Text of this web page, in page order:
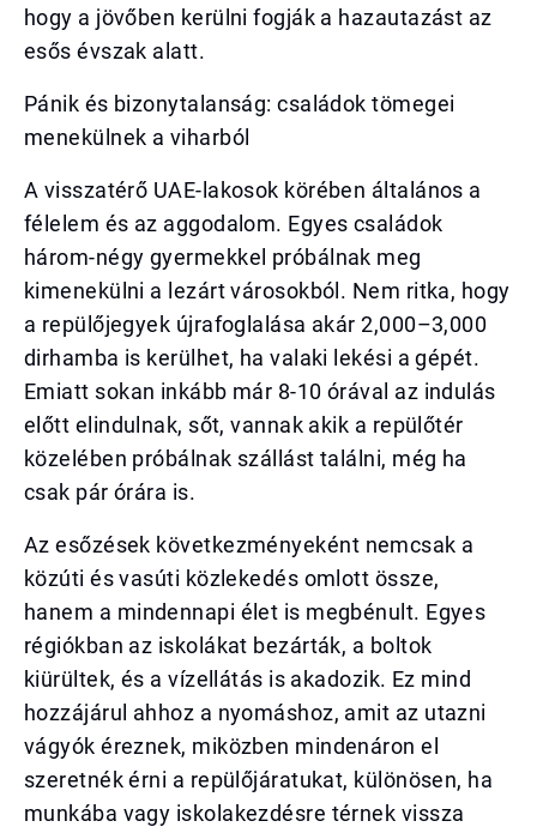
hogy a jövőben kerülni fogják a hazautazást az
esős évszak alatt.
Pánik és bizonytalanság: családok tömegei
menekülnek a viharból
A visszatérő UAE-lakosok körében általános a
félelem és az aggodalom. Egyes családok
három-négy gyermekkel próbálnak meg
kimenekülni a lezárt városokból. Nem ritka, hogy
a repülőjegyek újrafoglalása akár 2,000–3,000
dirhamba is kerülhet, ha valaki lekési a gépét.
Emiatt sokan inkább már 8-10 órával az indulás
előtt elindulnak, sőt, vannak akik a repülőtér
közelében próbálnak szállást találni, még ha
csak pár órára is.
Az esőzések következményeként nemcsak a
közúti és vasúti közlekedés omlott össze,
hanem a mindennapi élet is megbénult. Egyes
régiókban az iskolákat bezárták, a boltok
kiürültek, és a vízellátás is akadozik. Ez mind
hozzájárul ahhoz a nyomáshoz, amit az utazni
vágyók éreznek, miközben mindenáron el
szeretnék érni a repülőjáratukat, különösen, ha
munkába vagy iskolakezdésre térnek vissza